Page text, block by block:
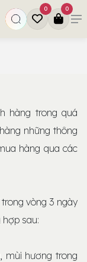
0 0
hàng trong quá
những thông
hàng qua các
vòng 3 ngày
sau:
mùi hương trong